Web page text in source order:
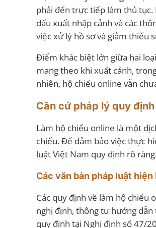
phải đến trực tiếp làm thủ
dấu xuất nhập cảnh và các
việc xử lý hồ sơ và giảm thiểu
Điểm khác biệt lớn giữa hai
mang theo khi xuất cảnh,
nhiên, hộ chiếu online vẫn
Căn cứ pháp lý quy
Làm hộ chiếu online là một
chiếu. Để đảm bảo việc thực
luật Việt Nam quy định rõ
Các văn bản pháp luật hiện
Các quy định về làm hộ chiếu
nghị định, thông tư hướng
quy định tại Nghị định số 47/